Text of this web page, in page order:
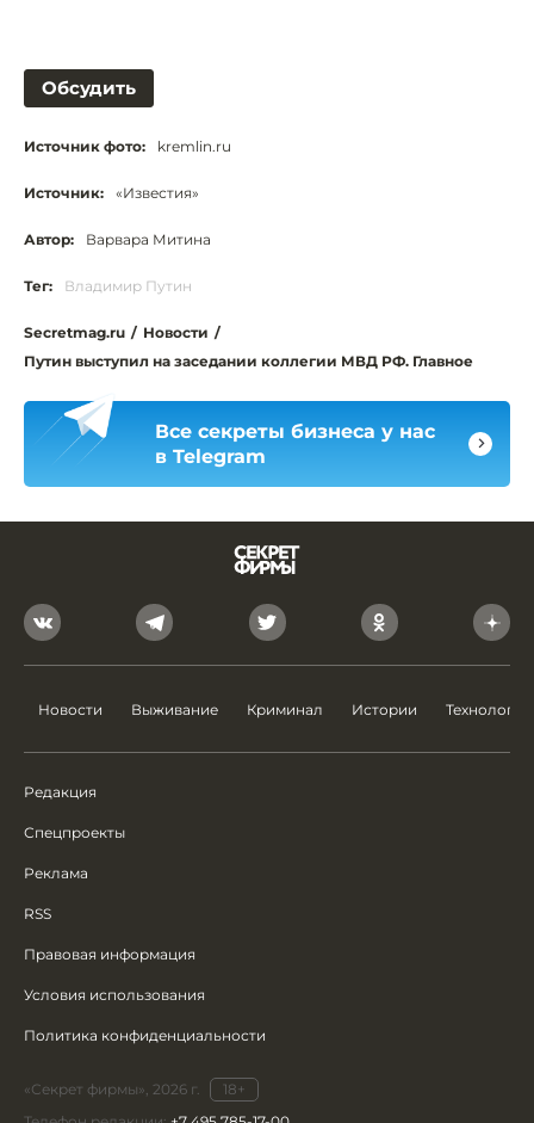
Обсудить
Источник фото: kremlin.ru
Источник: «Известия»
Автор: Варвара Митина
Тег: Владимир Путин
Secretmag.ru / Новости /
Путин выступил на заседании коллегии МВД РФ. Главное
Все секреты бизнеса у нас
в Telegram
Новости Выживание Криминал Истории Технологии
Редакция
Спецпроекты
Реклама
RSS
Правовая информация
Условия использования
Политика конфиденциальности
«Секрет фирмы», 2026 г.
18+